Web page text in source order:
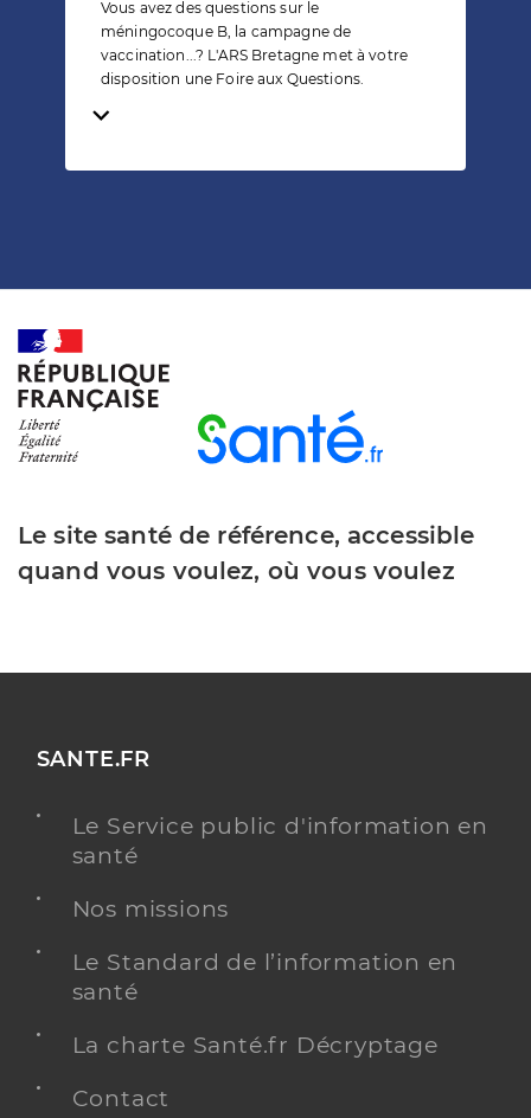
Vous avez des questions sur le
méningocoque B, la campagne de
vaccination...? L'ARS Bretagne met à votre
disposition une Foire aux Questions.
Temps de lecture
Le site santé de référence, accessible
quand vous voulez, où vous voulez
SANTE.FR
Le Service public d'information en
santé
Nos missions
Le Standard de l’information en
santé
La charte Santé.fr Décryptage
Contact